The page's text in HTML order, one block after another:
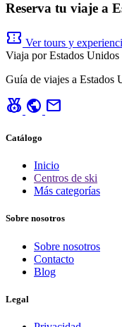
Reserva tu viaje a
confirmation_number Ver tours y
Viaja por Estados Unidos
Guía de viajes a Estados
social_leaderboard public mail
Catálogo
Inicio
Centros de ski
Más categorías
Sobre nosotros
Sobre nosotros
Contacto
Blog
Legal